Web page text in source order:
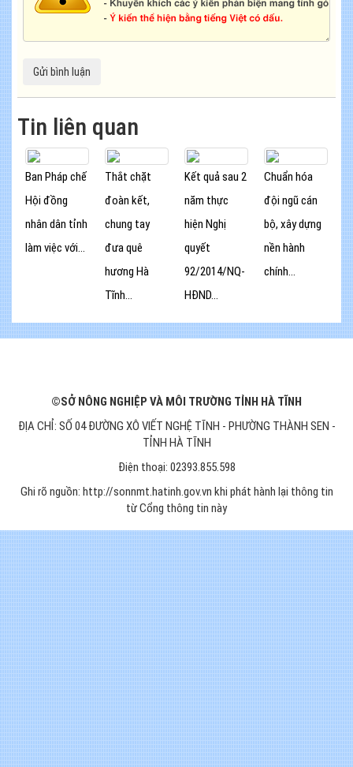
Tin liên quan
Ban Pháp chế
Hội đồng
nhân dân tỉnh
làm việc với...
Thắt chặt
đoàn kết,
chung tay
đưa quê
hương Hà
Tĩnh...
Kết quả sau 2
năm thực
hiện Nghị
quyết
92/2014/NQ-
HĐND...
Chuẩn hóa
đội ngũ cán
bộ, xây dựng
nền hành
chính...
©SỞ NÔNG NGHIỆP VÀ MÔI TRƯỜNG TỈNH HÀ TĨNH
ĐỊA CHỈ: SỐ 04 ĐƯỜNG XÔ VIẾT NGHỆ TĨNH - PHƯỜNG THÀNH SEN -
TỈNH HÀ TĨNH
Điện thoại: 02393.855.598
Ghi rõ nguồn: http://sonnmt.hatinh.gov.vn khi phát hành lại thông tin
từ Cổng thông tin này